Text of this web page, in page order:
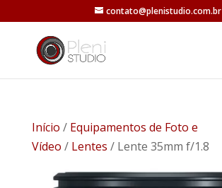
contato@plenistudio.com.br
Início / Equipamentos de Foto e
Vídeo / Lentes / Lente 35mm f/1.8